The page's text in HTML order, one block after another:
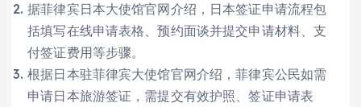
据菲律宾日本大使馆官网介绍，日本签证申请流程包
括填写在线申请表格、预约面谈并提交申请材料、支
付签证费用等步骤。
根据日本驻菲律宾大使馆官网介绍，菲律宾公民如需
申请日本旅游签证，需提交有效护照、签证申请表